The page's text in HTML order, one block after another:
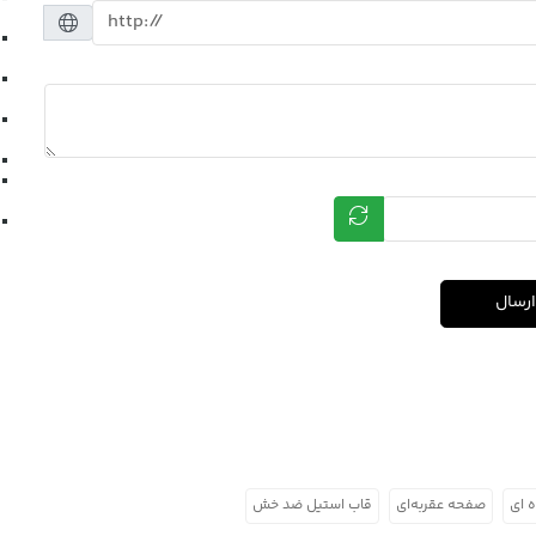
ارسال
ای صفحه عقربه‌ای قاب استیل ضد خش